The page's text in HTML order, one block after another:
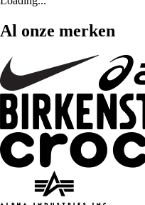
Al onze merken